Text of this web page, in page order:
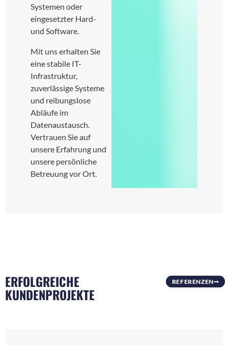
Systemen oder
eingesetzter Hard-
und Software.
Mit uns erhalten Sie
eine stabile IT-
Infrastruktur,
zuverlässige Systeme
und reibungslose
Abläufe im
Datenaustausch.
Vertrauen Sie auf
unsere Erfahrung und
unsere persönliche
Betreuung vor Ort.
ERFOLGREICHE
KUNDENPROJEKTE
REFERENZEN